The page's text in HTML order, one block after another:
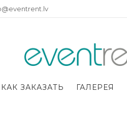
КАК ЗАКАЗАТЬ ГАЛЕРЕЯ